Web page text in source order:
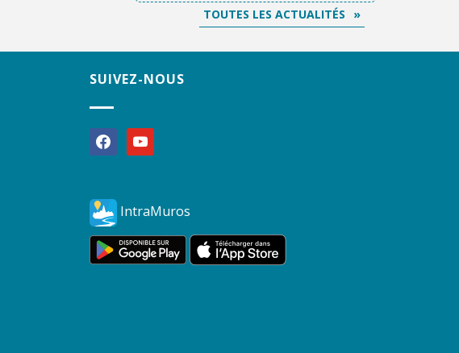
TOUTES LES ACTUALITÉS
SUIVEZ-NOUS
facebookyoutube
IntraMuros